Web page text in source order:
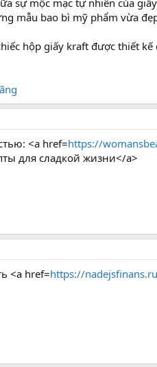
sự mộc mạc tự nhiên của
mẫu bao bì mỹ phẩm vừa
hộp giấy kraft được thiết
<a href=https://
для сладкой жизни</a>
<a href=https://